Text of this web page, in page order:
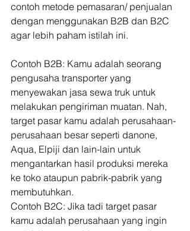
contoh metode pemasaran/ penjualan
dengan menggunakan B2B dan B2C
agar lebih paham istilah ini.
Contoh B2B: Kamu adalah seorang
pengusaha transporter yang
menyewakan jasa sewa truk untuk
melakukan pengiriman muatan. Nah,
target pasar kamu adalah perusahaan-
perusahaan besar seperti danone,
Aqua, Elpiji dan lain-lain untuk
mengantarkan hasil produksi mereka
ke toko ataupun pabrik-pabrik yang
membutuhkan.
Contoh B2C: Jika tadi target pasar
kamu adalah perusahaan yang ingin